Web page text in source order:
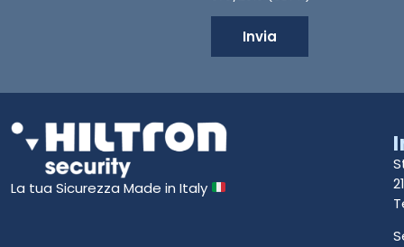
Invia
La tua Sicurezza Made in Italy